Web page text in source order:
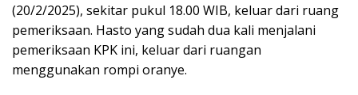
(20/2/2025), sekitar pukul 18.00 WIB, keluar dari ruang
pemeriksaan. Hasto yang sudah dua kali menjalani
pemeriksaan KPK ini, keluar dari ruangan
menggunakan rompi oranye.